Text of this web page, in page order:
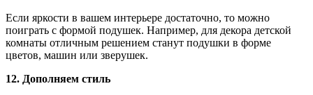
Если яркости в вашем интерьере достаточно, то можно
поиграть с формой подушек. Например, для декора детской
комнаты отличным решением станут подушки в форме
цветов, машин или зверушек.
12. Дополняем стиль